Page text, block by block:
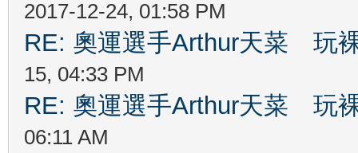
2017-12-24, 01:58 PM
RE: 奧運選手Arthur天菜 玩
15, 04:33 PM
RE: 奧運選手Arthur天菜 玩
06:11 AM